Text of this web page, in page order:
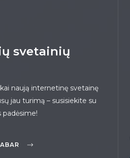
svetainių
naują internetinę svetainę
jau turimą – susisiekite su